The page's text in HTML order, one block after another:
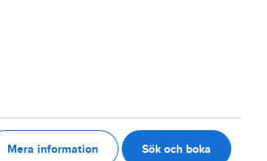
Mera information Sök och boka